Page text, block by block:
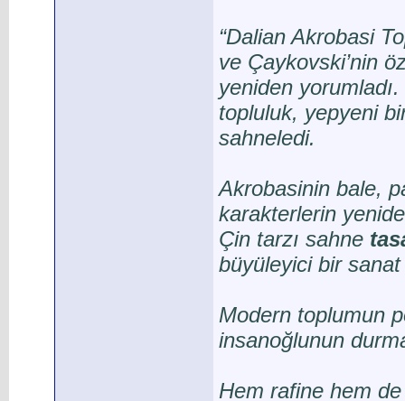
“Dalian Akrobasi
ve Çaykovski’nin
yeniden
topluluk, yepyeni
sahneledi.
Akrobasinin bale,
karakterlerin
Çin tarzı sahne
büyüleyici bir
Modern toplumun
insanoğlunun
Hem rafine hem